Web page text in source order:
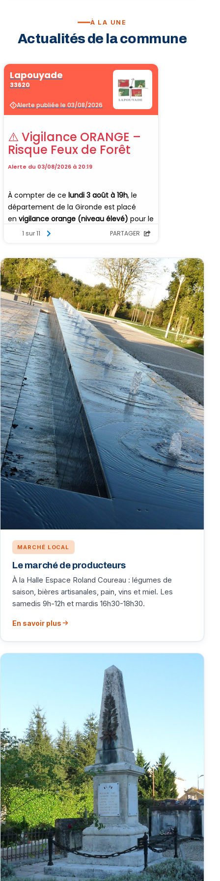
À LA UNE
Actualités de la commune
MARCHÉ LOCAL
Le marché de producteurs
À la Halle Espace Roland Coureau : légumes de
saison, bières artisanales, pain, vins et miel. Les
samedis 9h-12h et mardis 16h30-18h30.
En savoir plus